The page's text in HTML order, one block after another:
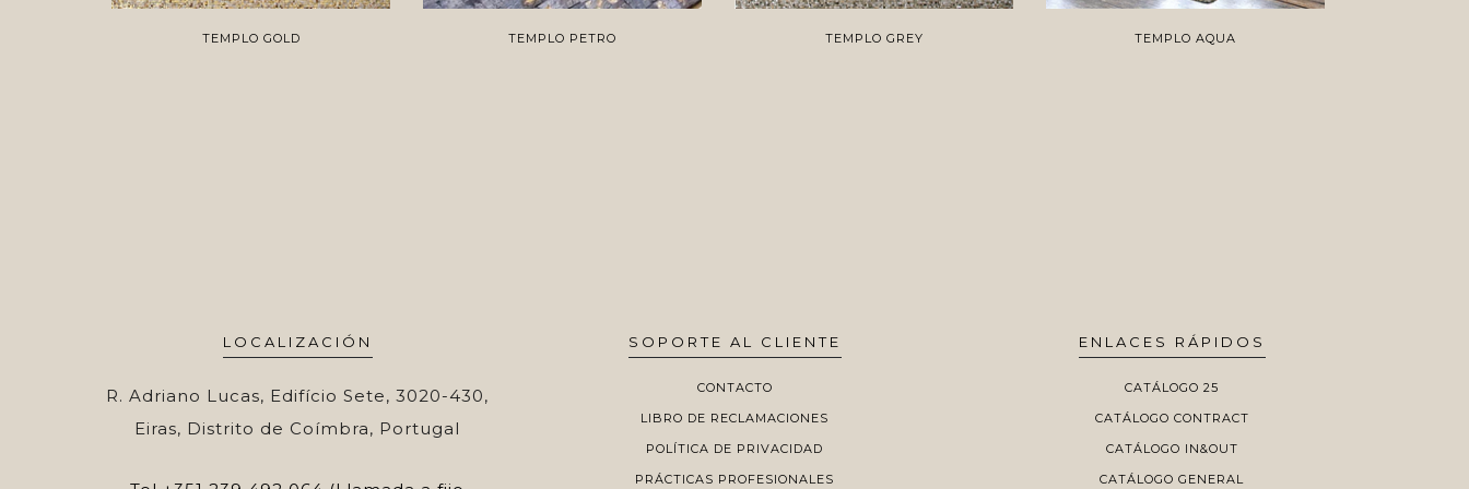
TEMPLO GOLD TEMPLO PETRO TEMPLO GREY TEMPLO AQUA
LOCALIZACIÓN
R. Adriano Lucas, Edifício Sete, 3020-430,
Eiras, Distrito de Coímbra, Portugal
SOPORTE AL CLIENTE
CONTACTO
LIBRO DE RECLAMACIONES
POLÍTICA DE PRIVACIDAD
PRÁCTICAS PROFESIONALES
ENLACES RÁPIDOS
CATÁLOGO 25
CATÁLOGO CONTRACT
CATÁLOGO IN&OUT
CATÁLOGO GENERAL